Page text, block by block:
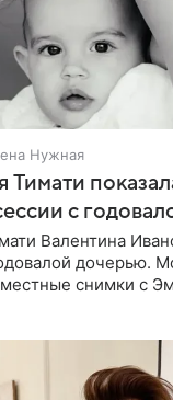
Нужная
Тимати
с
Валентина
дочерью.
снимки с